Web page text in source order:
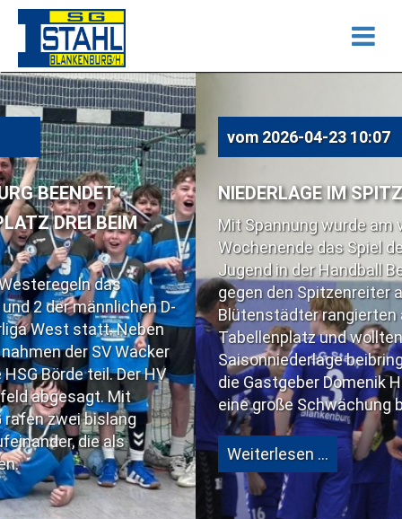
D-
vom2026-04-23 10:07
NIEDERLAGE IM SPITZENSPIEL
Mit Spannung wurde am vergangenen
Wochenende das Spiel der Blankenburger B-
Jugend in der Handball Bezirksoberliga West
gegen den Spitzenreiter aus Barleben
Blütenstädter rangierten auf dem dritten
Tabellenplatz und wollten den Gästen die erste
Saisonniederlage beibringen. Kurzfristig
die Gastgeber Domenik Herdam ersetzen, was
eine große Schwächung bedeutete.
Weiterlesen …